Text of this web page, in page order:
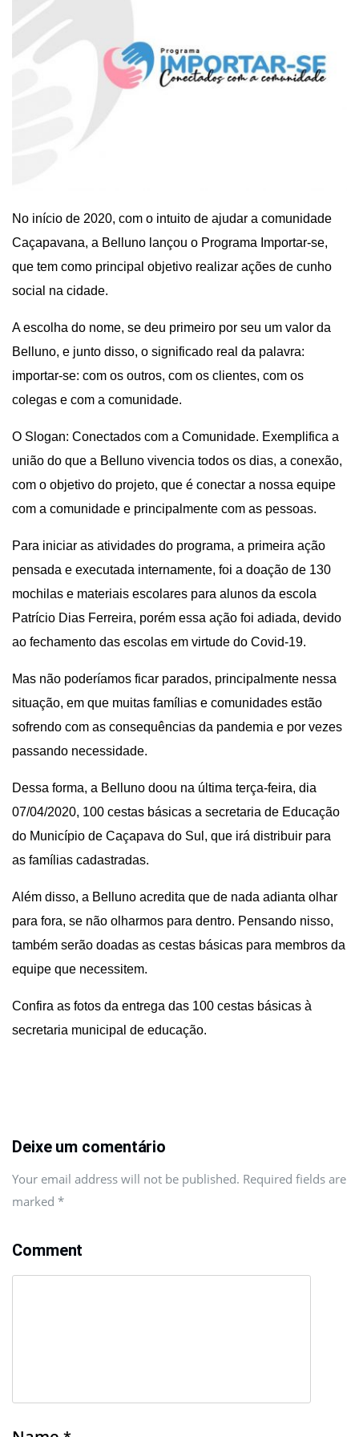
No início de 2020, com o intuito de ajudar a comunidade
Caçapavana, a Belluno lançou o Programa Importar-se,
que tem como principal objetivo realizar ações de cunho
social na cidade.
A escolha do nome, se deu primeiro por seu um valor da
Belluno, e junto disso, o significado real da palavra:
importar-se: com os outros, com os clientes, com os
colegas e com a comunidade.
O Slogan: Conectados com a Comunidade. Exemplifica a
união do que a Belluno vivencia todos os dias, a conexão,
com o objetivo do projeto, que é conectar a nossa equipe
com a comunidade e principalmente com as pessoas.
Para iniciar as atividades do programa, a primeira ação
pensada e executada internamente, foi a doação de 130
mochilas e materiais escolares para alunos da escola
Patrício Dias Ferreira, porém essa ação foi adiada, devido
ao fechamento das escolas em virtude do Covid-19.
Mas não poderíamos ficar parados, principalmente nessa
situação, em que muitas famílias e comunidades estão
sofrendo com as consequências da pandemia e por vezes
passando necessidade.
Dessa forma, a Belluno doou na última terça-feira, dia
07/04/2020, 100 cestas básicas a secretaria de Educação
do Município de Caçapava do Sul, que irá distribuir para
as famílias cadastradas.
Além disso, a Belluno acredita que de nada adianta olhar
para fora, se não olharmos para dentro. Pensando nisso,
também serão doadas as cestas básicas para membros da
equipe que necessitem.
Confira as fotos da entrega das 100 cestas básicas à
secretaria municipal de educação.
Deixe um comentário
Your email address will not be published. Required fields are
marked *
Comment